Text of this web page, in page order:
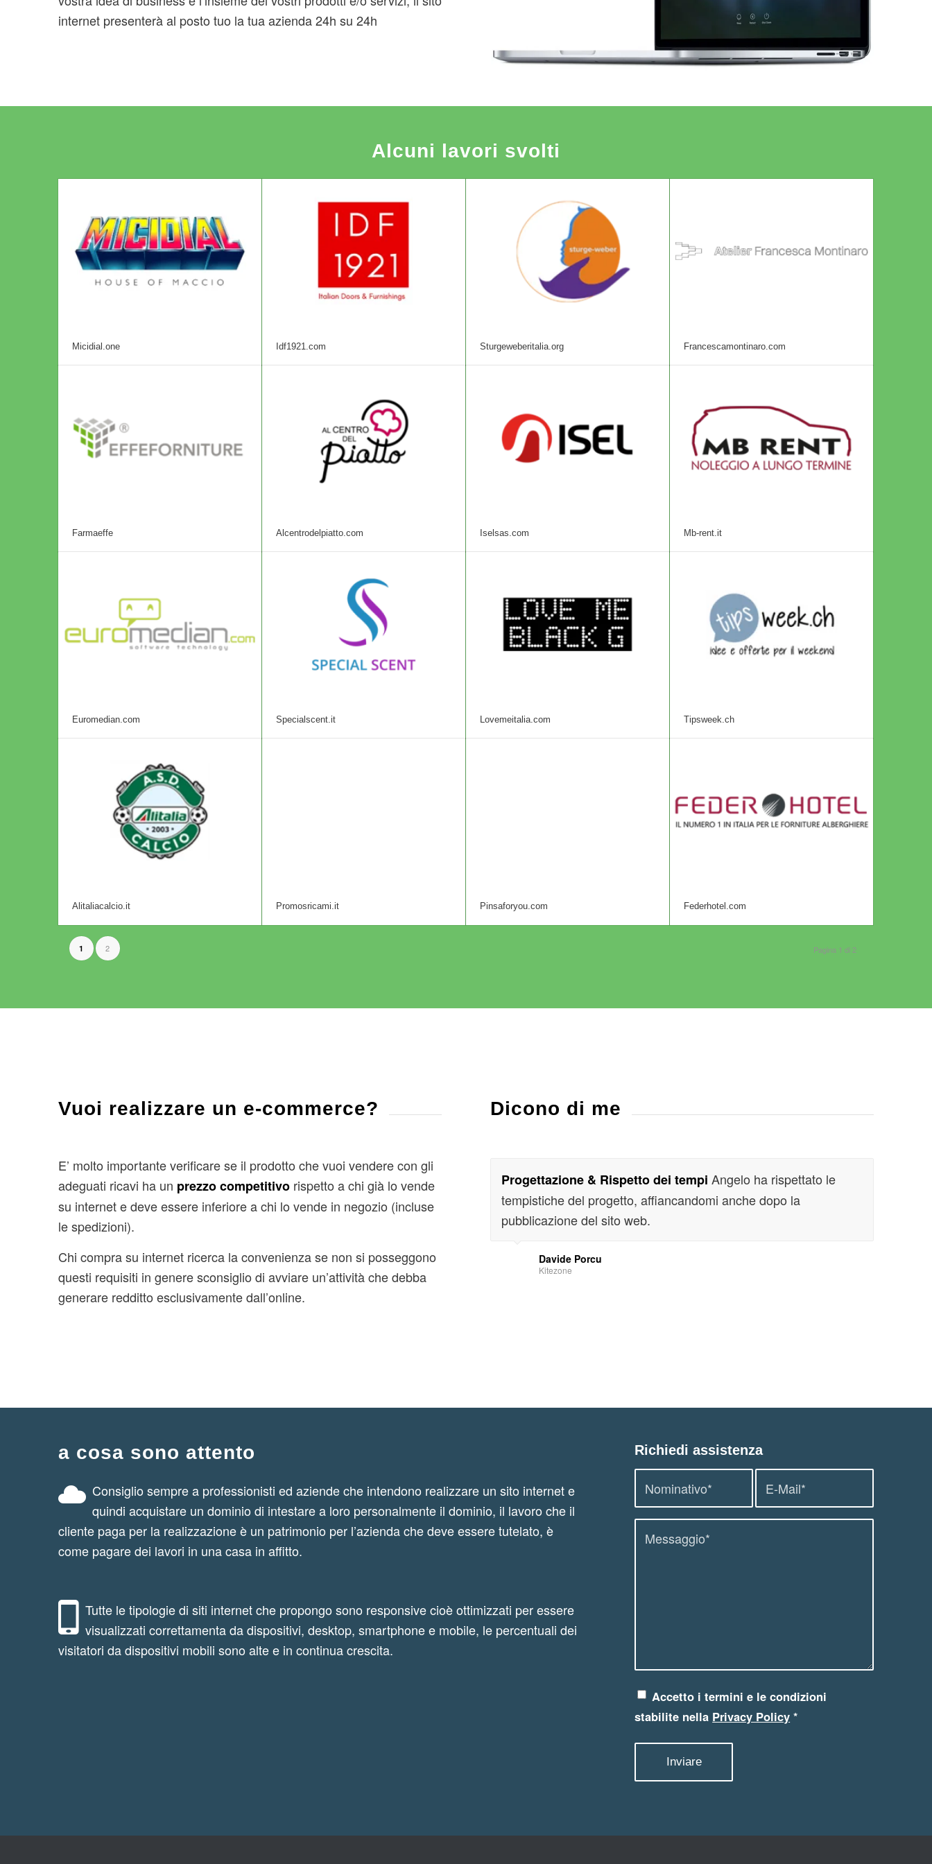
internet presenterà al posto tuo la tua azienda 24h su 24h
Alcuni lavori svolti
Micidial.one Idf1921.com Sturgeweberitalia.org Francescamontinaro.com
Farmaeffe Alcentrodelpiatto.com Iselsas.com Mb-rent.it
Euromedian.com Specialscent.it Lovemeitalia.com Tipsweek.ch
Alitaliacalcio.it Promosricami.it Pinsaforyou.com Federhotel.com
Pagina 1 di 2
1 2
Vuoi realizzare un e-commerce?
E’ molto importante verificare se il prodotto che vuoi vendere con gli
adeguati ricavi ha un prezzo competitivorispetto a chi già lo vende
su internet e deve essere inferiore a chi lo vende in negozio (incluse
le spedizioni).
Chi compra su internet ricerca la convenienza se non si posseggono
questi requisiti in genere sconsiglio di avviare un’attività che debba
generare redditto esclusivamente dall’online.
Dicono di me
Progettazione & Rispetto dei tempi Angelo ha rispettato le
tempistiche del progetto, affiancandomi anche dopo la
pubblicazione del sito web.
Davide Porcu
Kitezone
a cosa sono attento
Consiglio sempre a professionisti ed aziende che intendono realizzare un sito internet e
quindi acquistare un dominio di intestare a loro personalmente il dominio, il lavoro che il
cliente paga per la realizzazione è un patrimonio per l’azienda che deve essere tutelato, è
come pagare dei lavori in una casa in affitto.
Tutte le tipologie di siti internet che propongo sono responsive cioè ottimizzati per essere
visualizzati correttamenta da dispositivi, desktop, smartphone e mobile, le percentuali dei
visitatori da dispositivi mobili sono alte e in continua crescita.
Richiedi assistenza
Accetto i termini e le condizioni
stabilite nella Privacy Policy *